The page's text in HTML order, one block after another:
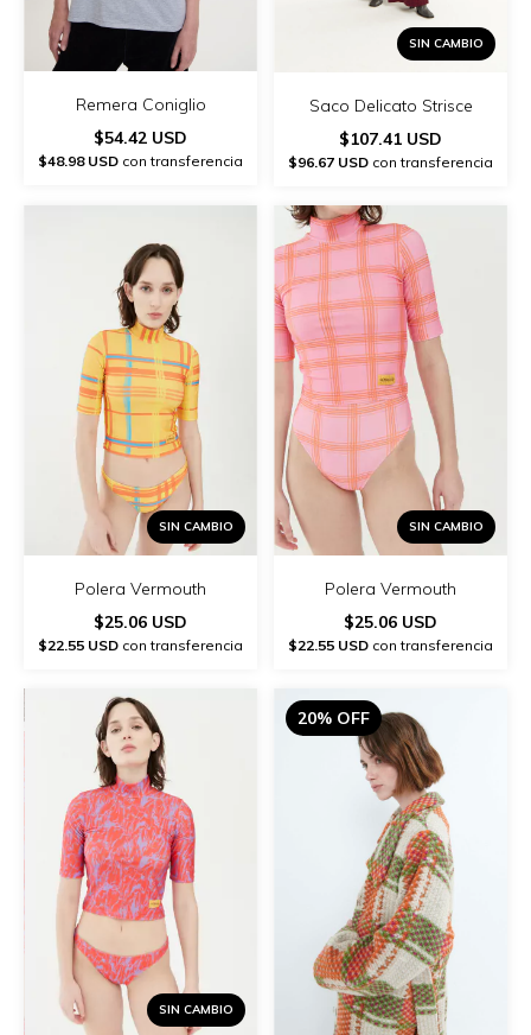
Remera Coniglio
$54.42 USD
$48.98 USD con transferencia
SIN CAMBIO
Saco Delicato Strisce
$107.41 USD
$96.67 USD con transferencia
SIN CAMBIO
Polera Vermouth
$25.06 USD
$22.55 USD con transferencia
SIN CAMBIO
Polera Vermouth
$25.06 USD
$22.55 USD con transferencia
SIN CAMBIO
20% OFF